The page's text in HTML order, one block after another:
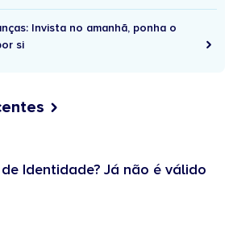
Invista no amanhã, ponha o
si
Identidade? Já não é válido